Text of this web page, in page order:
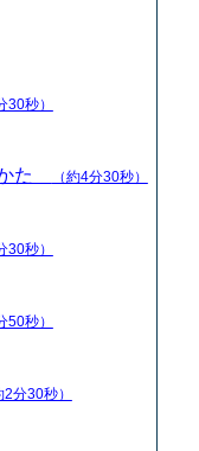
30秒）
た （約4分30秒）
30秒）
50秒）
2分30秒）